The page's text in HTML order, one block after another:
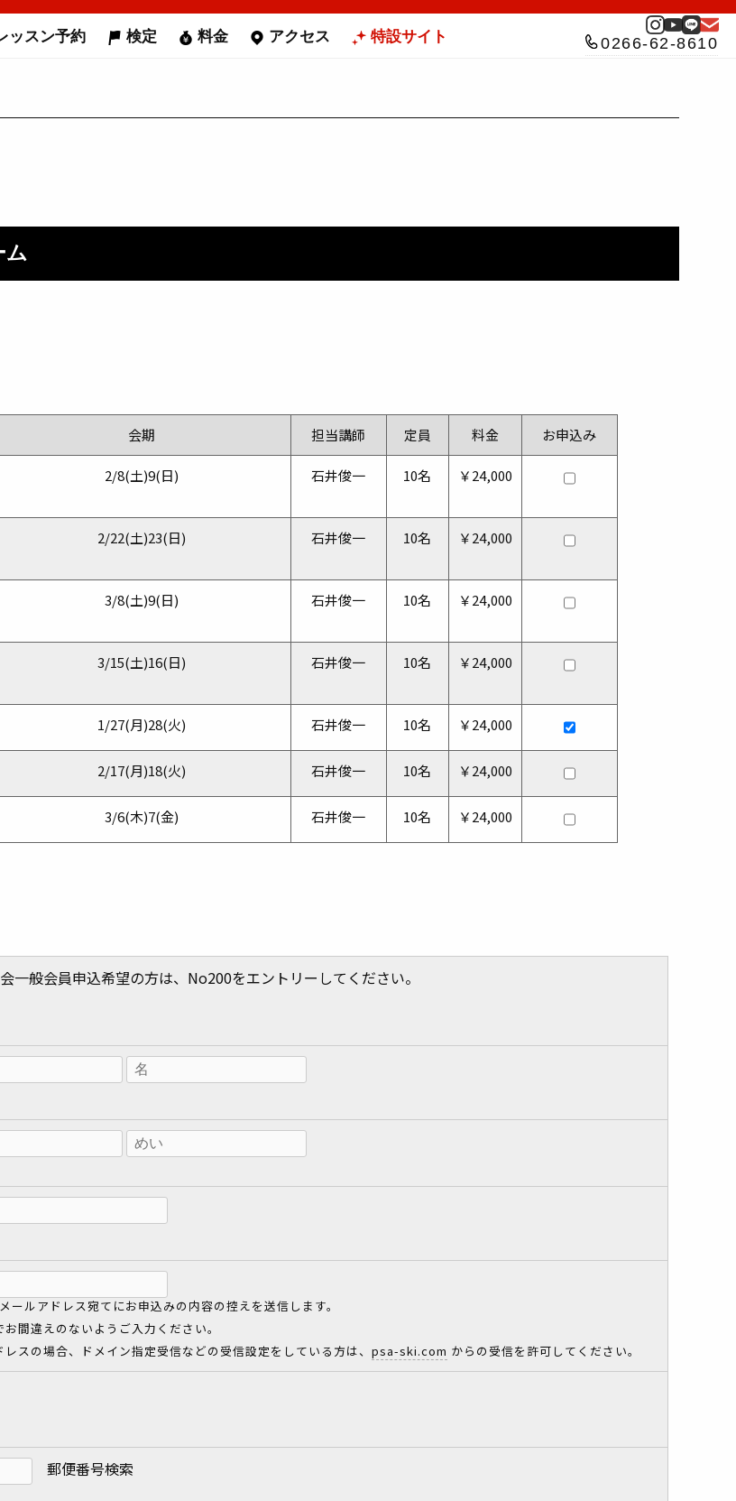
ッスン予約 検定 料金 アクセス 特設サイト 0266-62-8610
会期 担当講師 定員 料金 お申込み
2/8(土)9(日) 石井俊一 10名 ￥24,000
2/22(土)23(日) 石井俊一 10名 ￥24,000
3/8(土)9(日) 石井俊一 10名 ￥24,000
3/15(土)16(日) 石井俊一 10名 ￥24,000
1/27(月)28(火) 石井俊一 10名 ￥24,000
2/17(月)18(火) 石井俊一 10名 ￥24,000
3/6(木)7(金) 石井俊一 10名 ￥24,000
一般会員申込希望の方は、No200をエントリーしてください。
ールアドレス宛てにお申込みの内容の控えを送信します。
間違えのないようご入力ください。
スの場合、ドメイン指定受信などの受信設定をしている方は、 psa-ski.com からの受信を許可してください。
郵便番号検索